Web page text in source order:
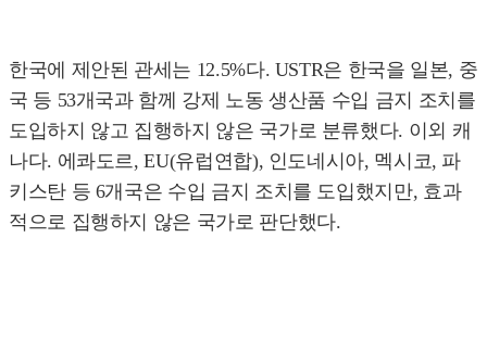
한국에 제안된 관세는 12.5%다. USTR은 한국을 일본, 중
국 등 53개국과 함께 강제 노동 생산품 수입 금지 조치를
도입하지 않고 집행하지 않은 국가로 분류했다. 이외 캐
나다. 에콰도르, EU(유럽연합), 인도네시아, 멕시코, 파
키스탄 등 6개국은 수입 금지 조치를 도입했지만, 효과
적으로 집행하지 않은 국가로 판단했다.